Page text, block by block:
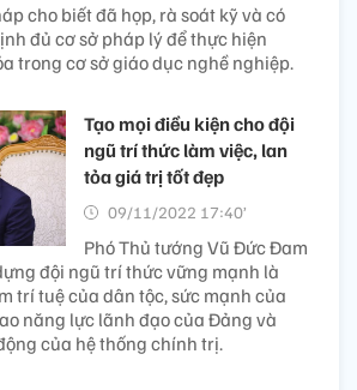
cho biết đã họp, rà soát kỹ và có
đủ cơ sở pháp lý để thực hiện
trong cơ sở giáo dục nghề nghiệp.
Tạo mọi điều kiện cho đội
ngũ trí thức làm việc, lan
tỏa giá trị tốt đẹp
09/11/2022 17:40’
Phó Thủ tướng Vũ Đức Đam
đội ngũ trí thức vững mạnh là
trí tuệ của dân tộc, sức mạnh của
năng lực lãnh đạo của Ðảng và
của hệ thống chính trị.